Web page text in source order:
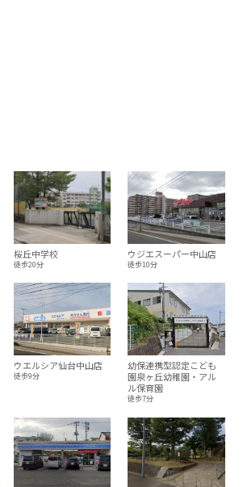
桜丘中学校
徒歩20分
ウジエスーパー中山店
徒歩10分
ウエルシア仙台中山店
徒歩9分
幼保連携型認定こども
園泉ヶ丘幼稚園・アル
ル保育園
徒歩7分